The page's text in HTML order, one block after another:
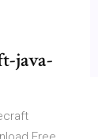
java-